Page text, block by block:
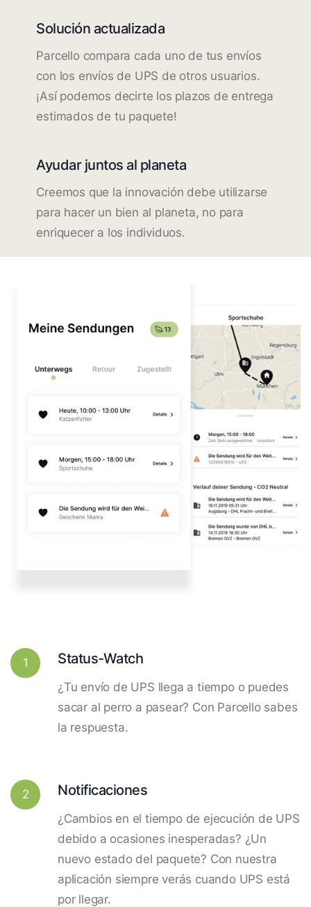
Solución actualizada
Parcello compara cada uno de tus envíos
con los envíos de UPS de otros usuarios.
¡Así podemos decirte los plazos de entrega
estimados de tu paquete!
Ayudar juntos al planeta
Creemos que la innovación debe utilizarse
para hacer un bien al planeta, no para
enriquecer a los individuos.
1 Status-Watch
¿Tu envío de UPS llega a tiempo o puedes
sacar al perro a pasear? Con Parcello sabes
la respuesta.
2 Notificaciones
¿Cambios en el tiempo de ejecución de UPS
debido a ocasiones inesperadas? ¿Un
nuevo estado del paquete? Con nuestra
aplicación siempre verás cuando UPS está
por llegar.